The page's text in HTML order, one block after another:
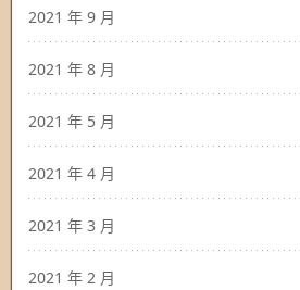
2021 年 9 月
2021 年 8 月
2021 年 5 月
2021 年 4 月
2021 年 3 月
2021 年 2 月